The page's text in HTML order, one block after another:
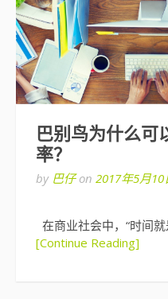
巴别鸟为什么可
率？
by 巴仔on 2017年5月10
在商业社会中，“时间
[Continue Reading]